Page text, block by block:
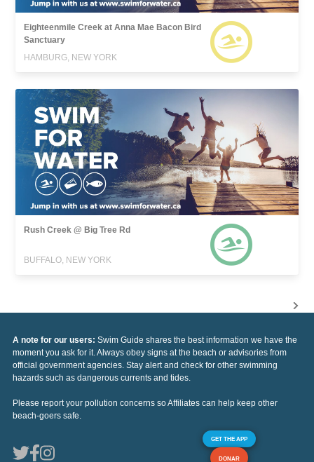
Eighteenmile Creek at Anna Mae Bacon Bird
Sanctuary
HAMBURG, NEW YORK
Rush Creek @ Big Tree Rd
BUFFALO, NEW YORK
A note for our users: Swim Guide shares the best information we have the
moment you ask for it. Always obey signs at the beach or advisories from
official government agencies. Stay alert and check for other swimming
hazards such as dangerous currents and tides.
Please report your pollution concerns so Affiliates can help keep other
beach-goers safe.
GET THE APP
DONAR